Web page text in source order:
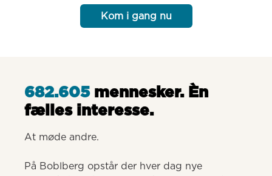
Kom i gang nu
682.605mennesker. Èn
fælles interesse.
At møde andre.
På Boblberg opstår der hver dag nye